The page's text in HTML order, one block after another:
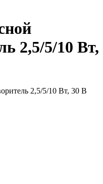
2,5/5/10 Вт,